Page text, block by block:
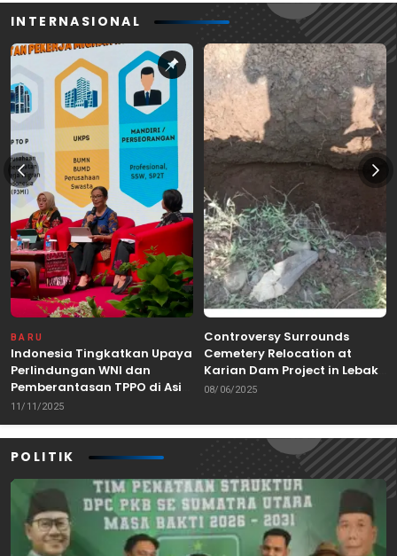
INTERNASIONAL
BARU
Indonesia Tingkatkan Upaya
Perlindungan WNI dan
Pemberantasan TPPO di Asia
Tenggara
11/11/2025
Controversy Surrounds
Cemetery Relocation at
Karian Dam Project in Lebak,
Banten
08/06/2025
POLITIK